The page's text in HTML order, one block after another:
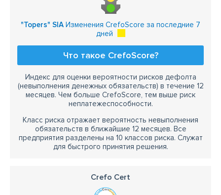
"Topers" SIA Изменения CrefoScore за последние 7
дней
Что такое CrefoScore?
Индекс для оценки вероятности рисков дефолта
(невыполнения денежных обязательств) в течение 12
месяцев. Чем больше CrefoScore, тем выше риск
неплатежеспособности.
Класс риска отражает вероятность невыполнения
обязательств в ближайшие 12 месяцев. Все
предприятия разделены на 10 классов риска. Служат
для быстрого принятия решения.
Crefo Cert